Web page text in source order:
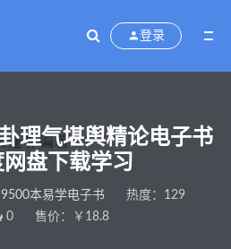
登录
理气堪舆精论电子书
盘下载学习
9500本易学电子书
热度：129
0 售价：￥18.8